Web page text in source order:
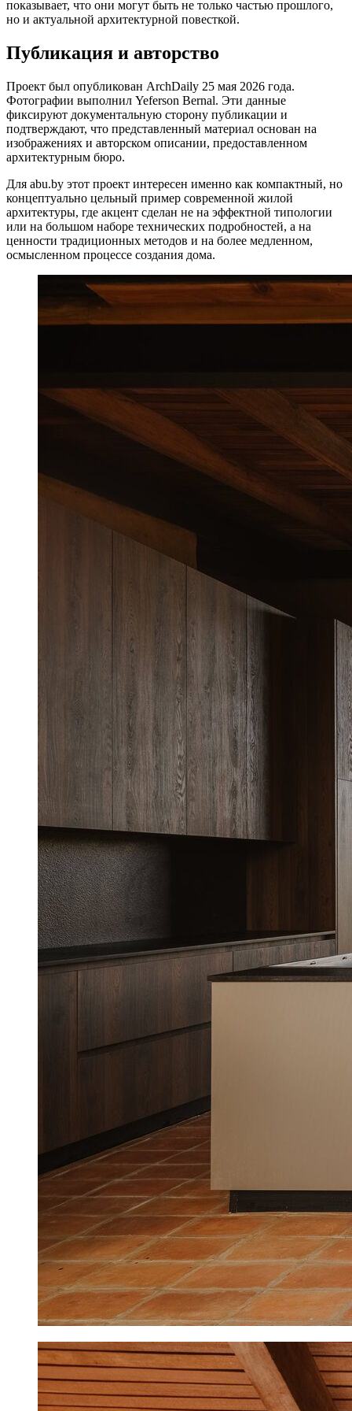
показывает, что они могут быть не только частью прошлого,
но и актуальной архитектурной повесткой.
Публикация и авторство
Проект был опубликован ArchDaily 25 мая 2026 года.
Фотографии выполнил Yeferson Bernal. Эти данные
фиксируют документальную сторону публикации и
подтверждают, что представленный материал основан на
изображениях и авторском описании, предоставленном
архитектурным бюро.
Для abu.by этот проект интересен именно как компактный, но
концептуально цельный пример современной жилой
архитектуры, где акцент сделан не на эффектной типологии
или на большом наборе технических подробностей, а на
ценности традиционных методов и на более медленном,
осмысленном процессе создания дома.